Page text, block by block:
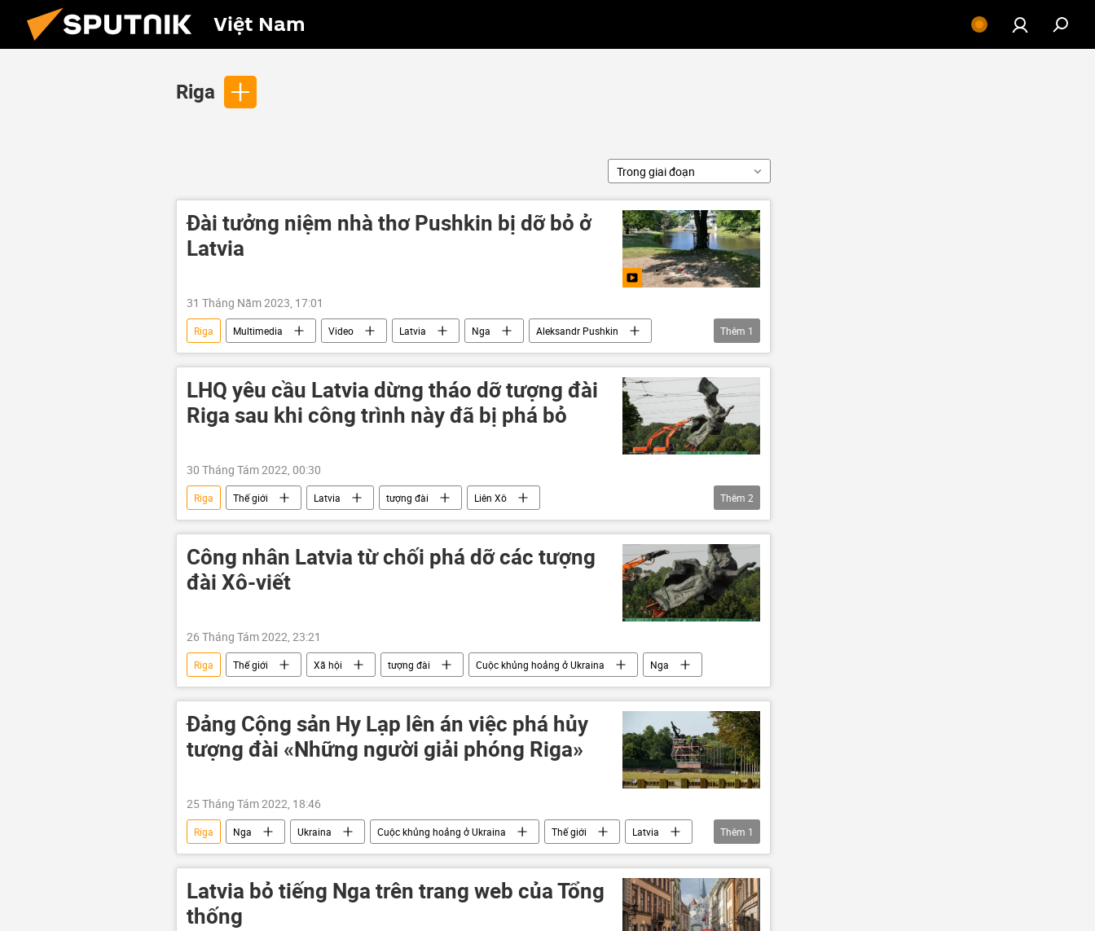
Việt Nam
Riga
Trong giai đoạn
Đài tưởng niệm nhà thơ Pushkin bị dỡ bỏ ở
Latvia
31 Tháng Năm 2023, 17:01
Riga Multimedia Video Latvia Nga
Aleksandr Pushkin
Thế giới
Thêm 1
LHQ yêu cầu Latvia dừng tháo dỡ tượng đài
Riga sau khi công trình này đã bị phá bỏ
30 Tháng Tám 2022, 00:30
Riga Thế giới Latvia tượng đài
Liên Xô
Cuộc khủng hoảng ở Ukraina
Liên Hợp Quốc Văn hóa
Thêm 2
Công nhân Latvia từ chối phá dỡ các tượng
đài Xô-viết
26 Tháng Tám 2022, 23:21
Riga Thế giới Xã hội tượng đài Cuộc khủng hoảng ở Ukraina Nga
Đảng Cộng sản Hy Lạp lên án việc phá hủy
tượng đài «Những người giải phóng Riga»
25 Tháng Tám 2022, 18:46
Riga Nga Ukraina Cuộc khủng hoảng ở Ukraina Thế giới
Latvia
Hy Lạp
Thêm 1
Latvia bỏ tiếng Nga trên trang web của Tổng
thống